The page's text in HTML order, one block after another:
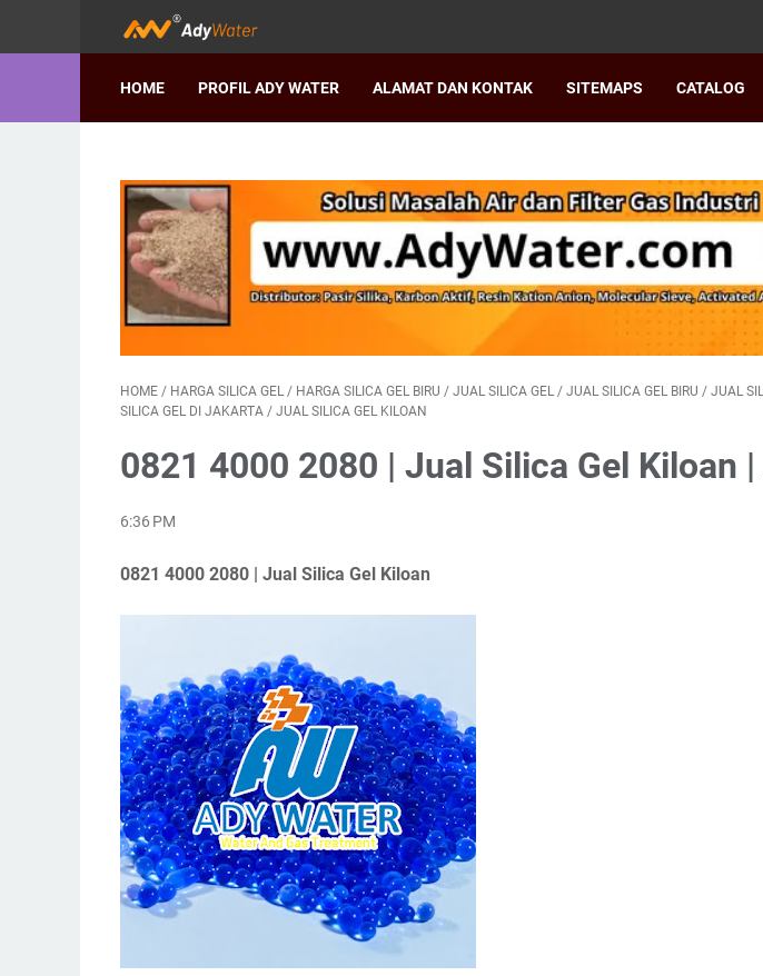
HOME PROFIL ADY WATER ALAMAT DAN KONTAK SITEMAPS CATALOG
HOME / HARGA SILICA GEL / HARGA SILICA GEL BIRU / JUAL SILICA GEL / JUAL SILICA GEL BIRU / JUAL
SILICA GEL DI JAKARTA / JUAL SILICA GEL KILOAN
0821 4000 2080 | Jual Silica Gel Kiloan |
6:36 PM
0821 4000 2080 | Jual Silica Gel Kiloan